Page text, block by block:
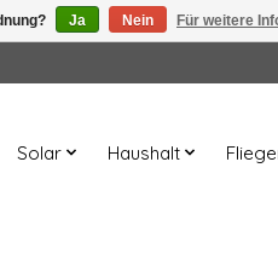
Solar Haushalt
Ja Nein Für weitere